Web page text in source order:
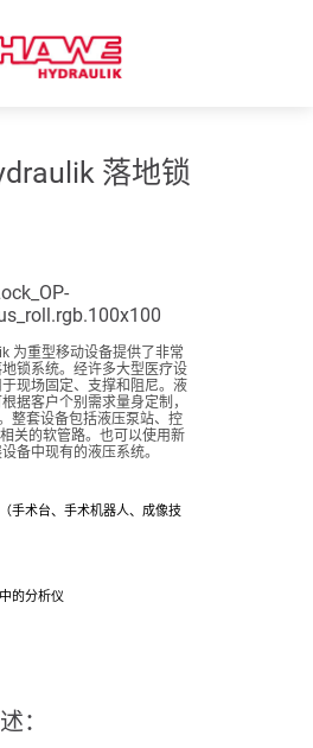
落地锁
为重型移动设备提供了非常
锁系统。经许多大型医疗设
现场固定、支撑和阻尼。液
据客户个别需求量身定制，
整套设备包括液压泵站、控
关的软管路。也可以使用新
备中现有的液压系统。
手术台、手术机器人、成像技
的分析仪
：